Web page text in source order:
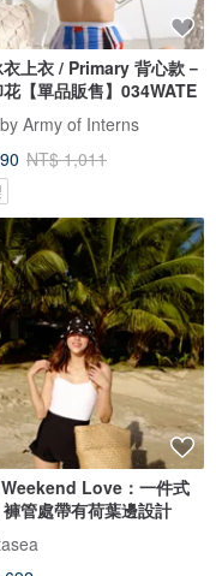
上衣 / Primary 背心款－
【單品販售】034WATE
Army of Interns
NT$ 1,011
Love：一件式
管處帶有荷葉邊設計